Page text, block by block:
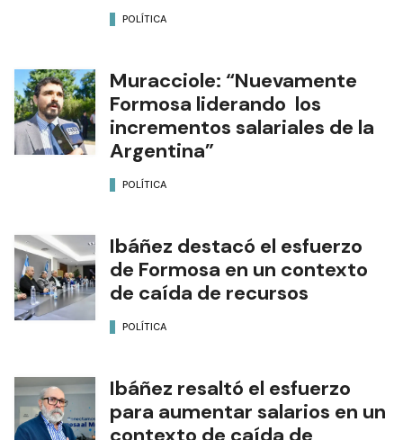
POLÍTICA
Muracciole: “Nuevamente
Formosa liderando los
incrementos salariales de la
Argentina”
POLÍTICA
Ibáñez destacó el esfuerzo
de Formosa en un contexto
de caída de recursos
POLÍTICA
Ibáñez resaltó el esfuerzo
para aumentar salarios en un